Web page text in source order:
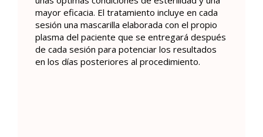
mayor eficacia. El tratamiento incluye en cada
sesión una mascarilla elaborada con el propio
plasma del paciente que se entregará después
de cada sesión para potenciar los resultados
en los días posteriores al procedimiento.